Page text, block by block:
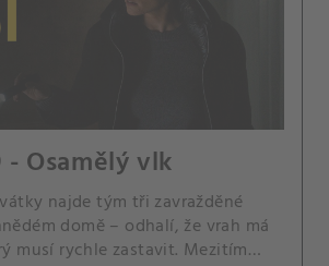
- Osamělý vlk
najde tým tři zavražděné
domě – odhalí, že vrah má
musí rychle zastavit. Mezitím